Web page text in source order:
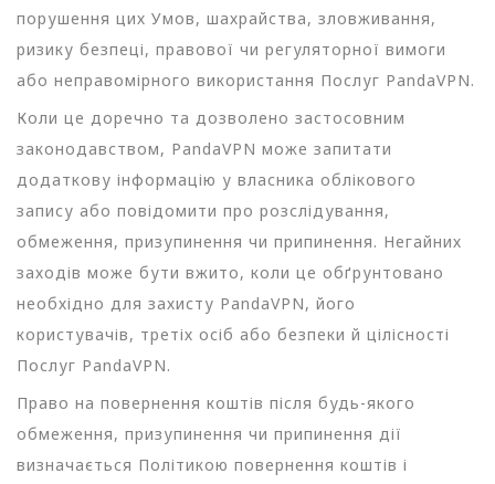
порушення цих Умов, шахрайства, зловживання,
ризику безпеці, правової чи регуляторної вимоги
або неправомірного використання Послуг PandaVPN.
Коли це доречно та дозволено застосовним
законодавством, PandaVPN може запитати
додаткову інформацію у власника облікового
запису або повідомити про розслідування,
обмеження, призупинення чи припинення. Негайних
заходів може бути вжито, коли це обґрунтовано
необхідно для захисту PandaVPN, його
користувачів, третіх осіб або безпеки й цілісності
Послуг PandaVPN.
Право на повернення коштів після будь-якого
обмеження, призупинення чи припинення дії
визначається Політикою повернення коштів і